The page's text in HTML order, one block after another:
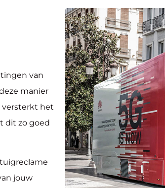
van
manier
versterkt het
dit zo goed
jouw